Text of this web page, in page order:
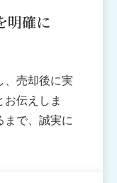
明確に
、売却後に実
伝えしま
まで、誠実に